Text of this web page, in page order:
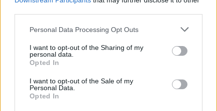
Please note that this website/app uses one or more Google
not limited to your visit or usage behaviour. You may click to
grant or deny consent to Google and its third-party tags to
use your data for below specified purposes in below Google
consent section.
Personal Data Processing Opt Outs
I want to opt-out of the Sharing of my
personal data.
Opted In
I want to opt-out of the Sale of my
Personal Data.
Opted In
στις messaging λειτουργίες. Δεν αποκλείεται, λοιπόν,
στο κοντινό μέλλον να έχουμε ακόμα περισσότερες
προσθήκες στο σύστημα DM του Twitter.
*Ακολουθήστε τοTechgear.gr στο Google News για
να ενημερώνεστε άμεσα για όλα τα νέα άρθρα